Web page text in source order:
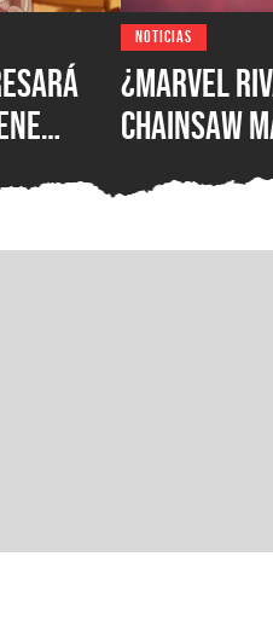
en
NOTICIAS
¿Marvel
Chainsaw
comparan
Demonio